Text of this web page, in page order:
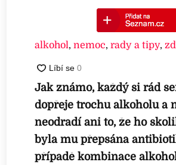
alkohol,nemoc,rady a tipy,
Jak známo, každý si rád
dopřeje trochu alkoholu a
neodradí ani to, že ho
byla mu přepsána
případě kombinace